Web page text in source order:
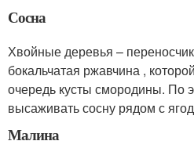
Сосна
Хвойные деревья –
бокальчатая ржавчина ,
очередь кусты смородины. По
высаживать сосну рядом с
Малина